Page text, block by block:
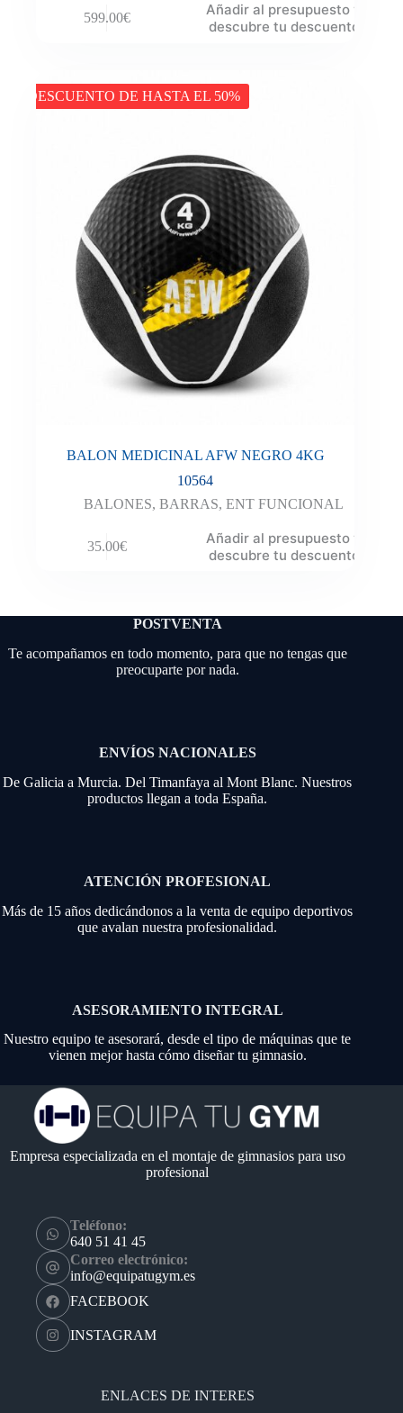
599.00€
Añadir al presupuesto y
descubre tu descuento
DESCUENTO DE HASTA EL 50%
BALON MEDICINAL AFW NEGRO 4KG
10564
BALONES, BARRAS, ENT FUNCIONAL
35.00€
Añadir al presupuesto y
descubre tu descuento
POSTVENTA
Te acompañamos en todo momento, para que no tengas que
preocuparte por nada.
ENVÍOS NACIONALES
De Galicia a Murcia. Del Timanfaya al Mont Blanc. Nuestros
productos llegan a toda España.
ATENCIÓN PROFESIONAL
Más de 15 años dedicándonos a la venta de equipo deportivos
que avalan nuestra profesionalidad.
ASESORAMIENTO INTEGRAL
Nuestro equipo te asesorará, desde el tipo de máquinas que te
vienen mejor hasta cómo diseñar tu gimnasio.
Empresa especializada en el montaje de gimnasios para uso
profesional
Teléfono:
640 51 41 45
Correo electrónico:
info@equipatugym.es
FACEBOOK
INSTAGRAM
ENLACES DE INTERES